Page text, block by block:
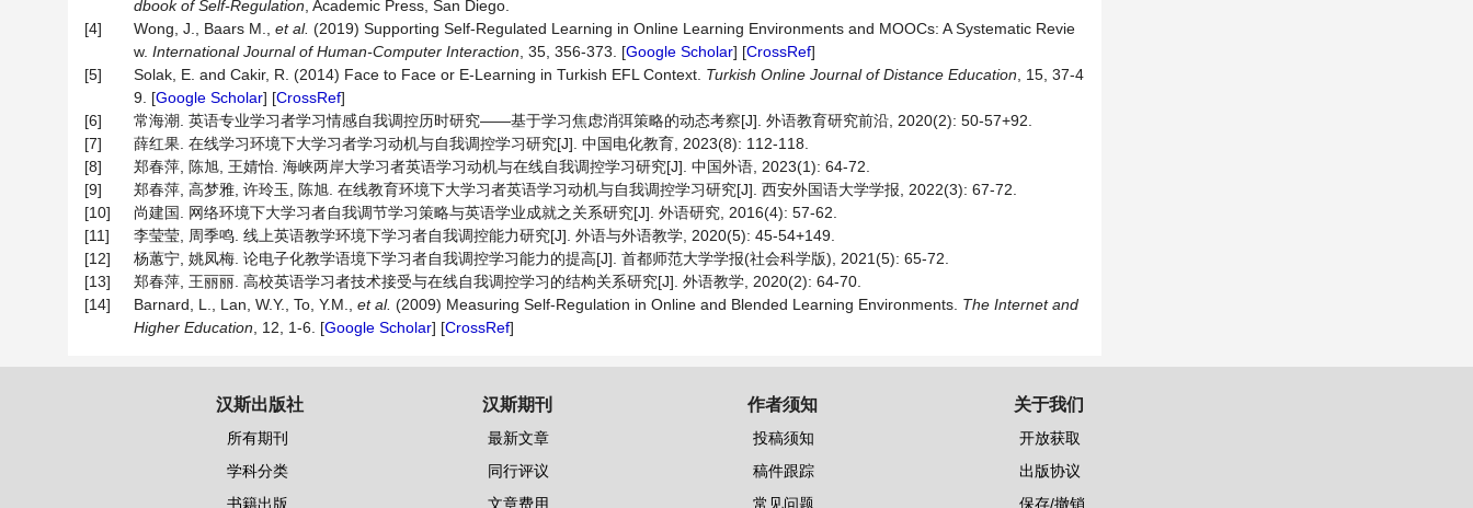
dbook of Self-Regulation , Academic Press, San Diego.
[4]
Wong, J., Baars M., et al. (2019) Supporting Self-Regulated Learning in Online Learning Environments and MOOCs: A Systematic Revie
w. International Journal of Human-Computer Interaction , 35, 356-373. [Google Scholar] [CrossRef]
[5]
Solak, E. and Cakir, R. (2014) Face to Face or E-Learning in Turkish EFL Context. Turkish Online Journal of Distance Education , 15, 37-4
9. [Google Scholar] [CrossRef]
[6]
常海潮. 英语专业学习者学习情感自我调控历时研究——基于学习焦虑消弭策略的动态考察[J]. 外语教育研究前沿, 2020(2): 50-57+92.
[7]
薛红果. 在线学习环境下大学习者学习动机与自我调控学习研究[J]. 中国电化教育, 2023(8): 112-118.
[8]
郑春萍, 陈旭, 王婧怡. 海峡两岸大学习者英语学习动机与在线自我调控学习研究[J]. 中国外语, 2023(1): 64-72.
[9]
郑春萍, 高梦雅, 许玲玉, 陈旭. 在线教育环境下大学习者英语学习动机与自我调控学习研究[J]. 西安外国语大学学报, 2022(3): 67-72.
[10]
尚建国. 网络环境下大学习者自我调节学习策略与英语学业成就之关系研究[J]. 外语研究, 2016(4): 57-62.
[11]
李莹莹, 周季鸣. 线上英语教学环境下学习者自我调控能力研究[J]. 外语与外语教学, 2020(5): 45-54+149.
[12]
杨蕙宁, 姚凤梅. 论电子化教学语境下学习者自我调控学习能力的提高[J]. 首都师范大学学报(社会科学版), 2021(5): 65-72.
[13]
郑春萍, 王丽丽. 高校英语学习者技术接受与在线自我调控学习的结构关系研究[J]. 外语教学, 2020(2): 64-70.
[14]
Barnard, L., Lan, W.Y., To, Y.M., et al. (2009) Measuring Self-Regulation in Online and Blended Learning Environments. The Internet and
Higher Education , 12, 1-6. [Google Scholar] [CrossRef]
汉斯出版社
所有期刊
学科分类
书籍出版
汉斯期刊
最新文章
同行评议
文章费用
作者须知
投稿须知
稿件跟踪
常见问题
关于我们
开放获取
出版协议
保存/撤销